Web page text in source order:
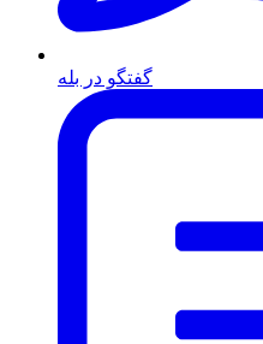
گفتگو در بله